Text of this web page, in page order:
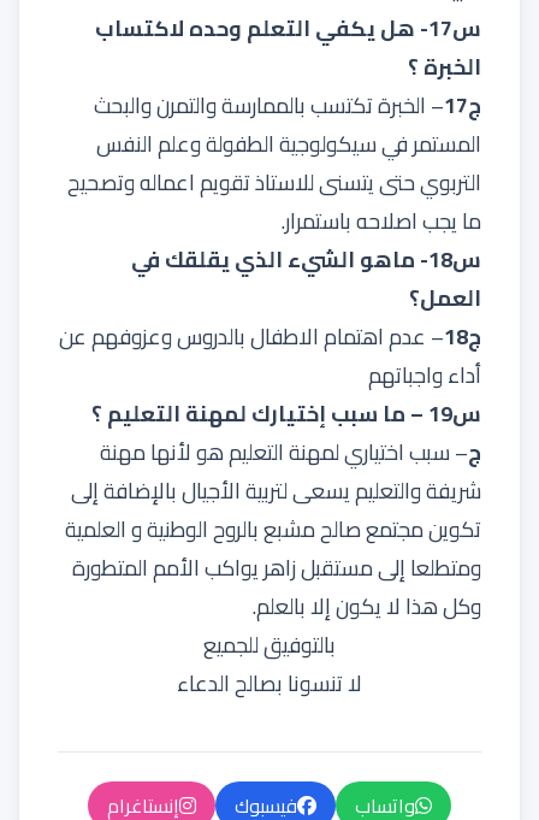
س17- هل يكفي التعلم وحده لاكتساب
الخبرة ؟
ج17
– الخبرة تكتسب بالممارسة والتمرن والبحث
المستمر في سيكولوجية الطفولة وعلم النفس
التربوي حتى يتسنى للاستاذ تقويم اعماله وتصحيح
ما يجب اصلاحه باستمرار.
س18- ماهو الشيء الذي يقلقك في
العمل؟
ج18
– عدم اهتمام الاطفال بالدروس وعزوفهم عن
أداء واجباتهم
س19 – ما سبب إختيارك لمهنة التعليم ؟
ج– سبب اختياري لمهنة التعليم هو لأنها مهنة
شريفة والتعليم يسعى لتربية الأجيال بالإضافة إلى
تكوين مجتمع صالح مشبع بالروح الوطنية و العلمية
ومتطلعا إلى مستقبل زاهر يواكب الأمم المتطورة
وكل هذا لا يكون إلا بالعلم.
بالتوفيق للجميع
لا تنسونا بصالح الدعاء
واتساب فيسبوك
إنستاغرام